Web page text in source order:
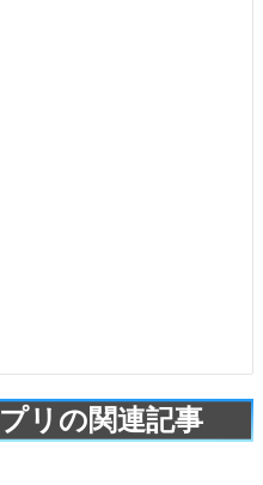
リの関連記事